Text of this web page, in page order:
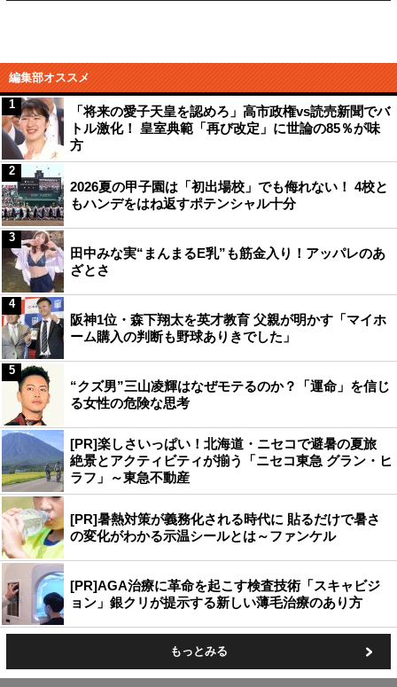
編集部オススメ
「将来の愛子天皇を認めろ」高市政権vs読売新聞でバ
トル激化！ 皇室典範「再び改定」に世論の85％が味
方
1
2026夏の甲子園は「初出場校」でも侮れない！ 4校と
もハンデをはね返すポテンシャル十分
2
田中みな実“まんまるE乳”も筋金入り！アッパレのあ
ざとさ
3
阪神1位・森下翔太を英才教育 父親が明かす「マイホ
ーム購入の判断も野球ありきでした」
4
“クズ男”三山凌輝はなぜモテるのか？「運命」を信じ
る女性の危険な思考
5
[PR]楽しさいっぱい！北海道・ニセコで避暑の夏旅
絶景とアクティビティが揃う「ニセコ東急 グラン・ヒ
ラフ」～東急不動産
[PR]暑熱対策が義務化される時代に 貼るだけで暑さ
の変化がわかる示温シールとは～ファンケル
[PR]AGA治療に革命を起こす検査技術「スキャビジ
ョン」銀クリが提示する新しい薄毛治療のあり方
もっとみる